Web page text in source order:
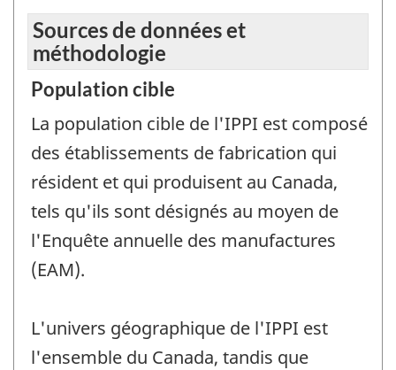
Sources de données et
méthodologie
Population cible
La population cible de l'IPPI est composé
des établissements de fabrication qui
résident et qui produisent au Canada,
tels qu'ils sont désignés au moyen de
l'Enquête annuelle des manufactures
(EAM).
L'univers géographique de l'IPPI est
l'ensemble du Canada, tandis que